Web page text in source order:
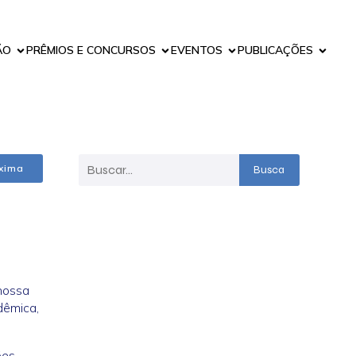
PRÊMIOS E CONCURSOS EVENTOS PUBLICAÇÕES
Busca